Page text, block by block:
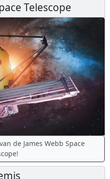
Telescope
de James Webb Space